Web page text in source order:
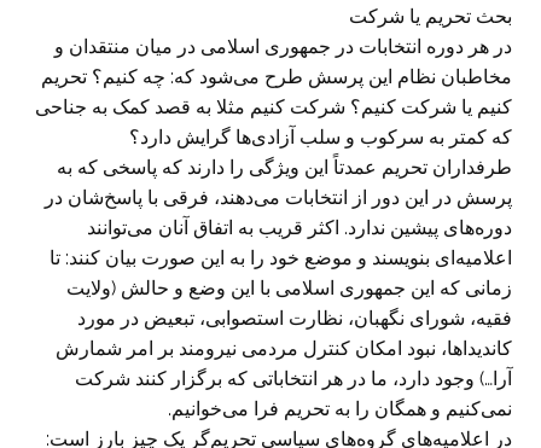
بحث تحریم یا شرکت
در هر دوره انتخابات در جمهوری اسلامی در میان منتقدان و
مخاطبان نظام این پرسش طرح می‌شود که: چه کنیم؟ تحریم
کنیم یا شرکت کنیم؟ شرکت کنیم مثلا به قصد کمک به جناحی
که کمتر به سرکوب و سلب آزادی‌ها گرایش دارد؟
طرفداران تحریم عمدتاً این ویژگی را دارند که پاسخی که به
پرسش در این دور از انتخابات می‌دهند، فرقی با پاسخ‌شان در
دوره‌های پیشین ندارد. اکثر قریب به اتفاق آنان می‌توانند
اعلامیه‌ای بنویسند و موضع خود را به این صورت بیان کنند: تا
زمانی که این جمهوری اسلامی با این وضع و حالش (ولایت
فقیه، شورای نگهبان، نظارت استصوابی، تبعیض در مورد
کاندیداها، نبود امکان کنترل مردمی نیرومند بر امر شمارش
آرا…) وجود دارد، ما در هر انتخاباتی که برگزار کنند شرکت
نمی‌کنیم و همگان را به تحریم فرا می‌خوانیم.
در اعلامیه‌های گروه‌های سیاسی تحریم‌گر یک چیز بارز است: